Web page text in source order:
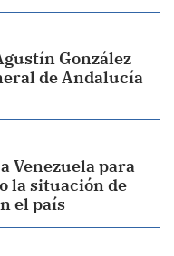
González
de Andalucía
Venezuela para
la situación de
el país